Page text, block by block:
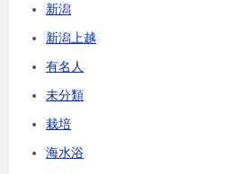
新潟
新潟上越
有名人
未分類
栽培
海水浴